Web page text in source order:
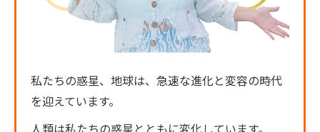
私たちの惑星、地球は、急速な進化と変容の時代
を迎えています。
人類は私たちの惑星とともに変化しています。